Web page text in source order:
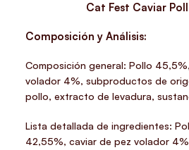
Cat Fest Caviar
Composición y Análisis:
Composición general: Pollo
volador 4%, subproductos de
pollo, extracto de levadura,
Lista detallada de ingredientes:
42,55%, caviar de pez volador